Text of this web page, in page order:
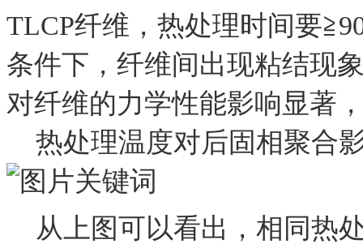
TLCP纤维，热处理时间要
条件下，纤维间出现粘结现
对纤维的力学性能影响显著
热处理温度对后固相聚合
从上图可以看出，相同热